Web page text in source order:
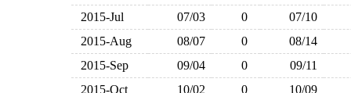
2015-Jul
07/03 0
07/10
2015-Aug
08/07 0
08/14
2015-Sep
09/04 0
09/11
2015-Oct
10/02 0
10/09